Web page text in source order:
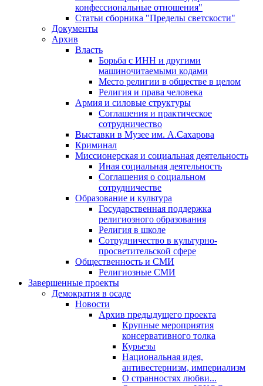
конфессиональные отношения"
Статьи сборника "Пределы светскости"
Документы
Архив
Власть
Борьба с ИНН и другими
машиночитаемыми кодами
Место религии в обществе в целом
Религия и права человека
Армия и силовые структуры
Соглашения и практическое
сотрудничество
Выставки в Музее им. А.Сахарова
Криминал
Миссионерская и социальная деятельность
Иная социальная деятельность
Соглашения о социальном
сотрудничестве
Образование и культура
Государственная поддержка
религиозного образования
Религия в школе
Сотрудничество в культурно-
просветительской сфере
Общественность и СМИ
Религиозные СМИ
Завершенные проекты
Демократия в осаде
Новости
Архив предыдущего проекта
Крупные мероприятия
консервативного толка
Курьезы
Национальная идея,
антивестернизм, империализм
О странностях любви...